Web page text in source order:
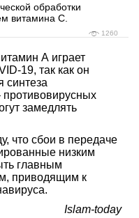
обработки
витамина C.
1260
А играет
19, так как он
синтеза
противовирусных
замедлять
что сбои в передаче
низким
главным
приводящим к
Islam-today